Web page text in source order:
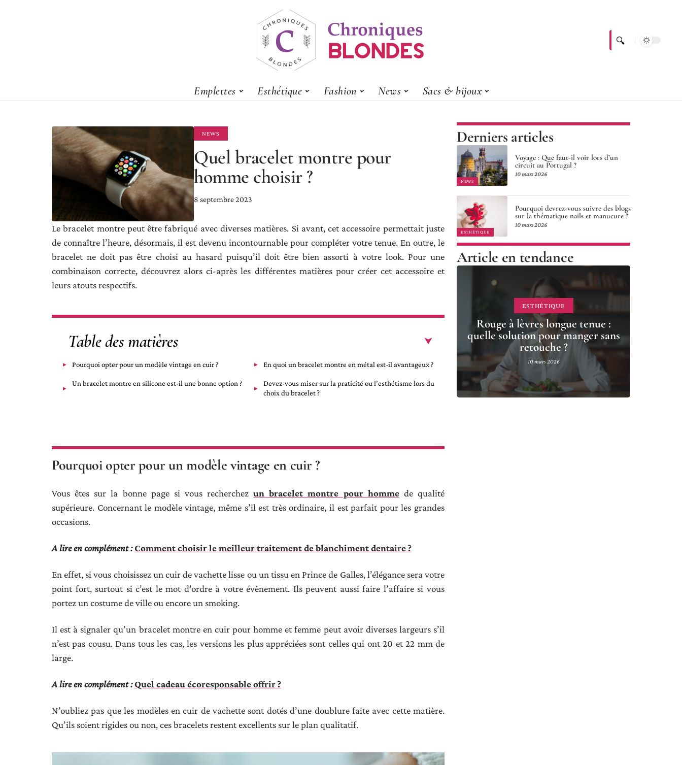
Emplettes Esthétique Fashion News Sacs & bijoux
NEWS
Quel bracelet montre pour
homme choisir ?
8 septembre 2023
Le bracelet montre peut être fabriqué avec diverses matières. Si avant, cet accessoire permettait juste
de connaître l’heure, désormais, il est devenu incontournable pour compléter votre tenue. En outre, le
bracelet ne doit pas être choisi au hasard puisqu’il doit être bien assorti à votre look. Pour une
combinaison correcte, découvrez alors ci-après les différentes matières pour créer cet accessoire et
leurs atouts respectifs.
Table des matières
Pourquoi opter pour un modèle vintage en cuir ? En quoi un bracelet montre en métal est-il avantageux ?
Un bracelet montre en silicone est-il une bonne option ?
Devez-vous miser sur la praticité ou l’esthétisme lors du
choix du bracelet ?
Pourquoi opter pour un modèle vintage en cuir ?
Vous êtes sur la bonne page si vous recherchezun bracelet montre pour hommede qualité
supérieure. Concernant le modèle vintage, même s’il est très ordinaire, il est parfait pour les grandes
occasions.
A lire en complément :Comment choisir le meilleur traitement de blanchiment dentaire ?
En effet, si vous choisissez un cuir de vachette lisse ou un tissu en Prince de Galles, l’élégance sera votre
point fort, surtout si c’est le mot d’ordre à votre évènement. Ils peuvent aussi faire l’affaire si vous
portez un costume de ville ou encore un smoking.
Il est à signaler qu’un bracelet montre en cuir pour homme et femme peut avoir diverses largeurs s’il
n’est pas cousu. Dans tous les cas, les versions les plus appréciées sont celles qui ont 20 et 22 mm de
large.
A lire en complément :Quel cadeau écoresponsable offrir ?
N’oubliez pas que les modèles en cuir de vachette sont dotés d’une doublure faite avec cette matière.
Qu’ils soient rigides ou non, ces bracelets restent excellents sur le plan qualitatif.
Derniers articles
NEWS
Voyage : Que faut-il voir lors d’un
circuit au Portugal ?
10 mars 2026
ESTHÉTIQUE
Pourquoi devrez-vous suivre des blogs
sur la thématique nails et manucure ?
10 mars 2026
Article en tendance
ESTHÉTIQUE
Rouge à lèvres longue tenue :
quelle solution pour manger sans
retouche ?
10 mars 2026